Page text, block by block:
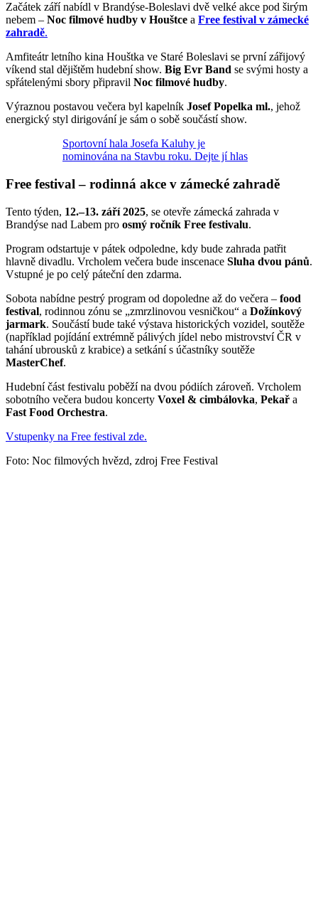
Začátek září nabídl v Brandýse-Boleslavi dvě velké akce pod širým
nebem – Noc filmové hudby v Houštce a Free festival v zámecké
zahradě.
Amfiteátr letního kina Houštka ve Staré Boleslavi se první zářijový
víkend stal dějištěm hudební show. Big Evr Band se svými hosty a
spřátelenými sbory připravil Noc filmové hudby.
Výraznou postavou večera byl kapelník Josef Popelka ml., jehož
energický styl dirigování je sám o sobě součástí show.
Sportovní hala Josefa Kaluhy je
nominována na Stavbu roku. Dejte jí hlas
Free festival – rodinná akce v zámecké zahradě
Tento týden, 12.–13. září 2025, se otevře zámecká zahrada v
Brandýse nad Labem pro osmý ročník Free festivalu.
Program odstartuje v pátek odpoledne, kdy bude zahrada patřit
hlavně divadlu. Vrcholem večera bude inscenace Sluha dvou pánů.
Vstupné je po celý páteční den zdarma.
Sobota nabídne pestrý program od dopoledne až do večera – food
festival, rodinnou zónu se „zmrzlinovou vesničkou“ a Dožínkový
jarmark. Součástí bude také výstava historických vozidel, soutěže
(například pojídání extrémně pálivých jídel nebo mistrovství ČR v
tahání ubrousků z krabice) a setkání s účastníky soutěže
MasterChef.
Hudební část festivalu poběží na dvou pódiích zároveň. Vrcholem
sobotního večera budou koncerty Voxel & cimbálovka, Pekař a
Fast Food Orchestra.
Vstupenky na Free festival zde.
Foto: Noc filmových hvězd, zdroj Free Festival